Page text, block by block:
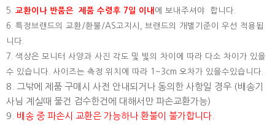
5. 교환이나 반품은 제품 수령후 7일 이내 에 보내주셔야 합니다.
6. 특정브랜드의 교환/환불/AS고지시, 브랜드의 개별기준이 우선 적용됩
니다.
7. 색상은 모니터 사양과 사진 각도 및 빛의 차이에 따라 다소 차이가 있을
수 있습니다. 사이즈는 측정 위치에 따라 1~3cm 오차가 있을수있습니다.
8. 그밖에 제품 구매시 사전 안내되거나 동의한 사항일 경우 (배송기
사님 계실때 물건 검수한건에 대해서만 파손교환가능)
9. 배송 중 파손시 교환은 가능하나 환불이 불가합니다.